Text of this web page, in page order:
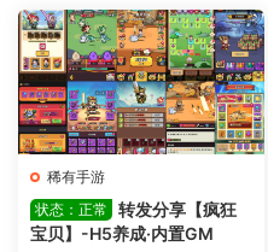
稀有手游
状态：正常
转发分享【疯狂
宝贝】-H5养成·内置GM